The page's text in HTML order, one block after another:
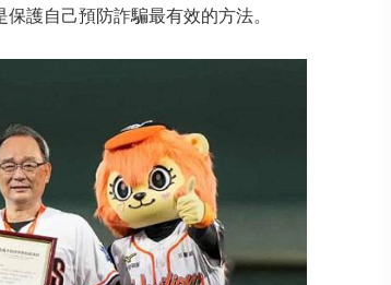
護自己預防詐騙最有效的方法。